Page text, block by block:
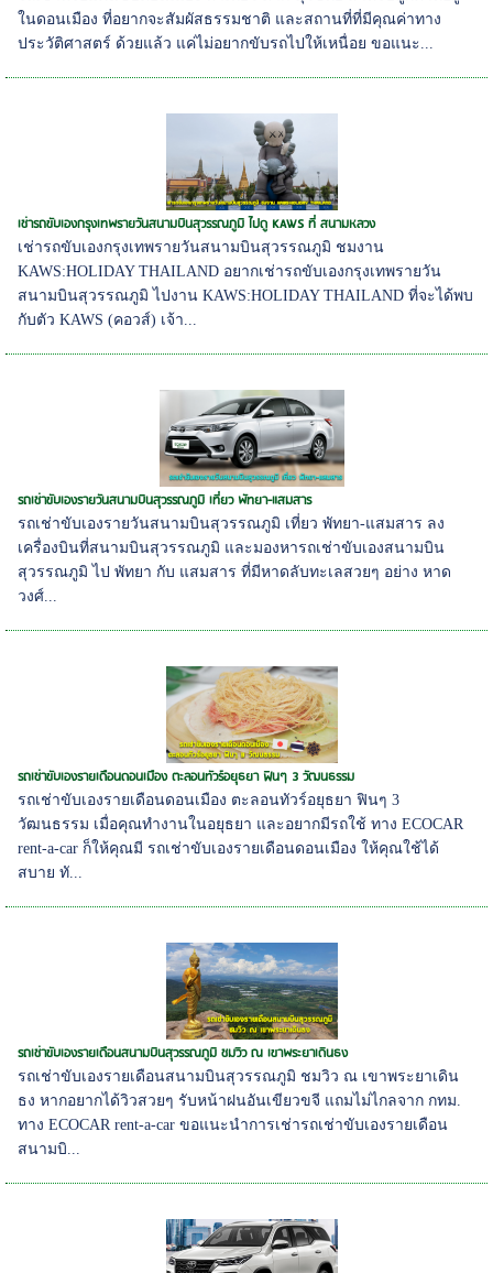
ในดอนเมือง ที่อยากจะสัมผัสธรรมชาติ และสถานที่ที่มีคุณค่าทาง
ประวัติศาสตร์ ด้วยแล้ว แค่ไม่อยากขับรถไปให้เหนื่อย ขอแนะ...
เช่ารถขับเองกรุงเทพรายวันสนามบินสุวรรณภูมิ ไปดู KAWS ที่ สนามหลวง
เช่ารถขับเองกรุงเทพรายวันสนามบินสุวรรณภูมิ ชมงาน
KAWS:HOLIDAY THAILAND อยากเช่ารถขับเองกรุงเทพรายวัน
สนามบินสุวรรณภูมิ ไปงาน KAWS:HOLIDAY THAILAND ที่จะได้พบ
กับตัว KAWS (คอวส์) เจ้า...
รถเช่าขับเองรายวันสนามบินสุวรรณภูมิ เที่ยว พัทยา-แสมสาร
รถเช่าขับเองรายวันสนามบินสุวรรณภูมิ เที่ยว พัทยา-แสมสาร ลง
เครื่องบินที่สนามบินสุวรรณภูมิ และมองหารถเช่าขับเองสนามบิน
สุวรรณภูมิ ไป พัทยา กับ แสมสาร ที่มีหาดลับทะเลสวยๆ อย่าง หาด
วงศ์...
รถเช่าขับเองรายเดือนดอนเมือง ตะลอนทัวร์อยุธยา ฟินๆ 3 วัฒนธรรม
รถเช่าขับเองรายเดือนดอนเมือง ตะลอนทัวร์อยุธยา ฟินๆ 3
วัฒนธรรม เมื่อคุณทำงานในอยุธยา และอยากมีรถใช้ ทาง ECOCAR
rent-a-car ก็ให้คุณมี รถเช่าขับเองรายเดือนดอนเมือง ให้คุณใช้ได้
สบาย ทั...
รถเช่าขับเองรายเดือนสนามบินสุวรรณภูมิ ชมวิว ณ เขาพระยาเดินธง
รถเช่าขับเองรายเดือนสนามบินสุวรรณภูมิ ชมวิว ณ เขาพระยาเดิน
ธง หากอยากได้วิวสวยๆ รับหน้าฝนอันเขียวขจี แถมไม่ไกลจาก กทม.
ทาง ECOCAR rent-a-car ขอแนะนำการเช่ารถเช่าขับเองรายเดือน
สนามบิ...